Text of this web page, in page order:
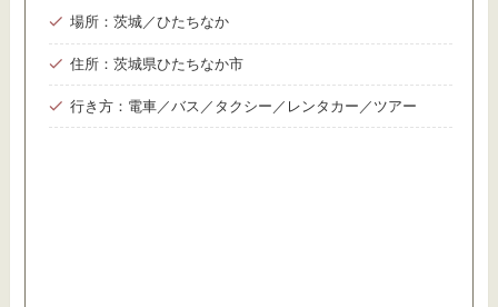
場所：茨城／ひたちなか
住所：茨城県ひたちなか市
行き方：電車／バス／タクシー／レンタカー／ツアー